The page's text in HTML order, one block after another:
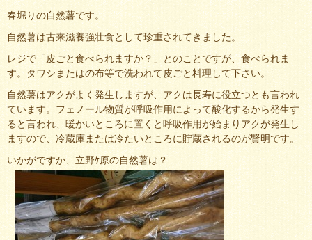
春堀りの自然薯です。
自然薯は古来滋養強壮食として珍重されてきました。
レジで「皮ごと食べられますか？」とのことですが、食べられま
す。タワシまたはの布等で洗われて皮ごと料理して下さい。
自然薯はアクがよく発生しますが、アクは長寿に役立つとも言われ
ています。フェノール物質が呼吸作用によって酸化するから発生す
ると言われ、暖かいところに置くと呼吸作用が始まりアクが発生し
ますので、冷蔵庫または冷たいところに貯蔵されるのが賢明です。
いかがですか、立野ｹ原の自然薯は？